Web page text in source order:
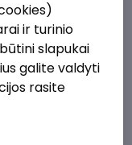
ekspertas
ir turinio
slapukai
galite valdyti
rasite